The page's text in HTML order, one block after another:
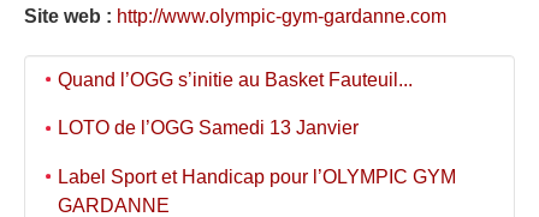
Site web : http://www.olympic-gym-gardanne.com
Quand l’OGG s’initie au Basket Fauteuil...
LOTO de l’OGG Samedi 13 Janvier
Label Sport et Handicap pour l’OLYMPIC GYM
GARDANNE